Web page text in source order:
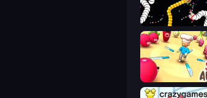
Worms.io
Slice Arena